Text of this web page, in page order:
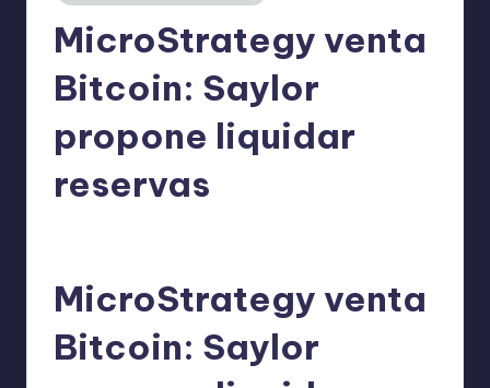
MicroStrategy venta
Bitcoin: Saylor
propone liquidar
reservas
MicroStrategy venta
Bitcoin: Saylor